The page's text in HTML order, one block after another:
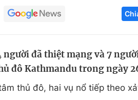
Hitech
Thị trường
đã thiệt mạng và 7
đô Kathmandu trong ngày
thủ đô, hai vụ nổ tiếp theo